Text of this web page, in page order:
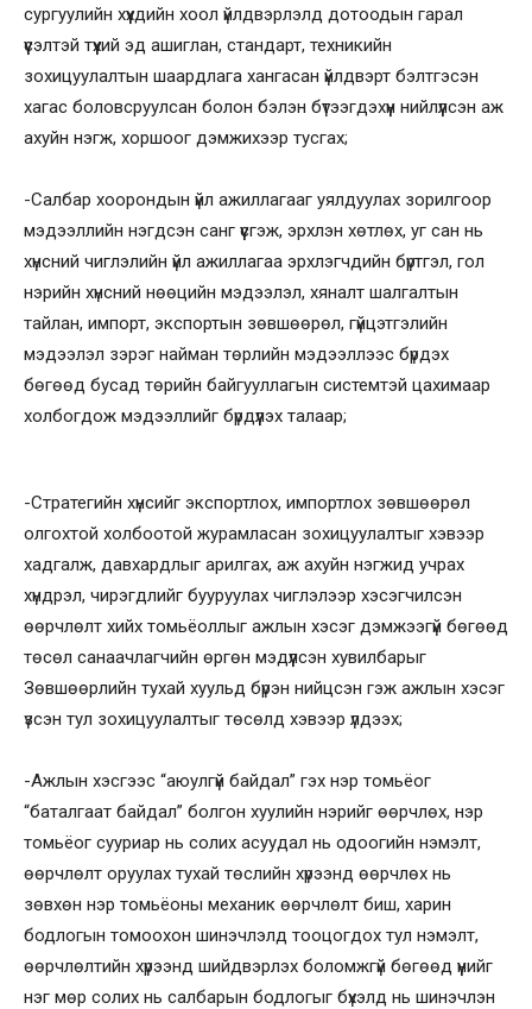
сургуулийн хүүхдийн хоол үйлдвэрлэлд дотоодын гарал
үүсэлтэй түүхий эд ашиглан, стандарт, техникийн
зохицуулалтын шаардлага хангасан үйлдвэрт бэлтгэсэн
хагас боловсруулсан болон бэлэн бүтээгдэхүүн нийлүүлсэн аж
ахуйн нэгж, хоршоог дэмжихээр тусгах;
-Салбар хоорондын үйл ажиллагааг уялдуулах зорилгоор
мэдээллийн нэгдсэн санг үүсгэж, эрхлэн хөтлөх, уг сан нь
хүнсний чиглэлийн үйл ажиллагаа эрхлэгчдийн бүртгэл, гол
нэрийн хүнсний нөөцийн мэдээлэл, хяналт шалгалтын
тайлан, импорт, экспортын зөвшөөрөл, гүйцэтгэлийн
мэдээлэл зэрэг найман төрлийн мэдээллээс бүрдэх
бөгөөд бусад төрийн байгууллагын системтэй цахимаар
холбогдож мэдээллийг бүрдүүлэх талаар;
-Стратегийн хүнсийг экспортлох, импортлох зөвшөөрөл
олгохтой холбоотой журамласан зохицуулалтыг хэвээр
хадгалж, давхардлыг арилгах, аж ахуйн нэгжид учрах
хүндрэл, чирэгдлийг бууруулах чиглэлээр хэсэгчилсэн
өөрчлөлт хийх томьёоллыг ажлын хэсэг дэмжээгүй бөгөөд
төсөл санаачлагчийн өргөн мэдүүлсэн хувилбарыг
Зөвшөөрлийн тухай хуульд бүрэн нийцсэн гэж ажлын хэсэг
үзсэн тул зохицуулалтыг төсөлд хэвээр үлдээх;
-Ажлын хэсгээс “аюулгүй байдал” гэх нэр томьёог
“баталгаат байдал” болгон хуулийн нэрийг өөрчлөх, нэр
томьёог сууриар нь солих асуудал нь одоогийн нэмэлт,
өөрчлөлт оруулах тухай төслийн хүрээнд өөрчлөх нь
зөвхөн нэр томьёоны механик өөрчлөлт биш, харин
бодлогын томоохон шинэчлэлд тооцогдох тул нэмэлт,
өөрчлөлтийн хүрээнд шийдвэрлэх боломжгүй бөгөөд үүнийг
нэг мөр солих нь салбарын бодлогыг бүхэлд нь шинэчлэн